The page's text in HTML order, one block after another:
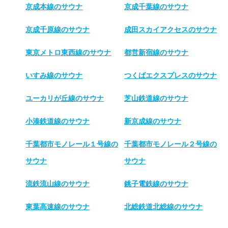
京成本線のサウナ 京成千葉線のサウナ
京成千原線のサウナ 成田スカイアクセスのサウナ
東京メトロ東西線のサウナ 都営新宿線のサウナ
いすみ線のサウナ つくばエクスプレスのサウナ
ユーカリが丘線のサウナ 芝山鉄道線のサウナ
小湊鉄道線のサウナ 新京成線のサウナ
千葉都市モノレール１号線の
サウナ
千葉都市モノレール２号線の
サウナ
流鉄流山線のサウナ 銚子電鉄線のサウナ
東葉高速線のサウナ 北総鉄道北総線のサウナ